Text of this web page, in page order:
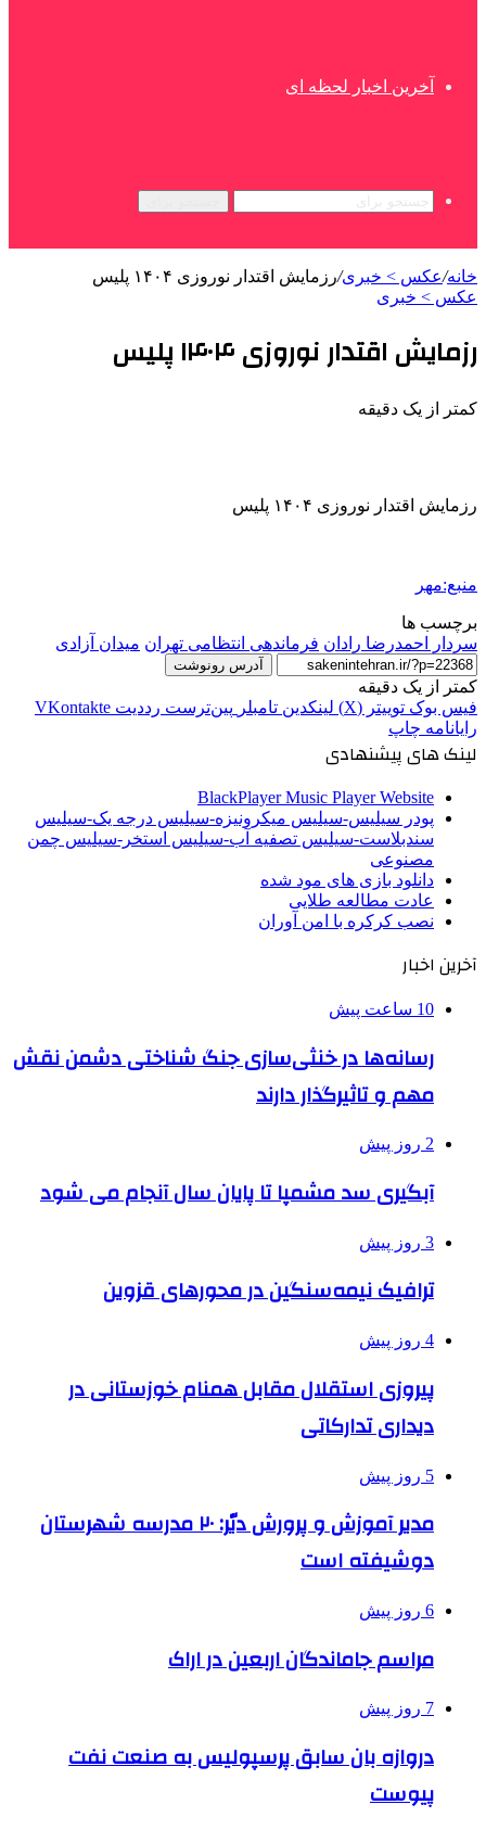
آخرین اخبار لحظه ای
خانه/عکس > خبری/رزمایش اقتدار نوروزی ۱۴۰۴ پلیس
عکس > خبری
رزمایش اقتدار نوروزی ۱۴۰۴ پلیس
کمتر از یک دقیقه
رزمایش اقتدار نوروزی ۱۴۰۴ پلیس
منبع:مهر
برچسب ها
سردار احمدرضا رادان فرماندهی انتظامی تهران میدان‌ آزادی
آدرس رونوشت
کمتر از یک دقیقه
فیس بوک توییتر (X) لینکدین ‫تامبلر ‫پین‌ترست ‫رددیت ‫VKontakte
رایانامه چاپ
لینک های پیشنهادی
BlackPlayer Music Player Website
پودر سیلیس-سیلیس میکرونیزه-سیلیس درجه یک-سیلیس
سندبلاست-سیلیس تصفیه آب-سیلیس استخر-سیلیس چمن
مصنوعی
دانلود بازی های مود شده
عادت مطالعه طلایی
نصب کرکره با امن آوران
آخرین اخبار
10 ساعت پیش
رسانه‌ها در خنثی‌سازی جنگ شناختی دشمن نقش‌
مهم و تاثیرگذار دارند
2 روز پیش
آبگیری سد مشمپا تا پایان سال آنجام می شود
3 روز پیش
ترافیک نیمه‌سنگین در محورهای قزوین
4 روز پیش
پیروزی استقلال مقابل همنام خوزستانی در
دیداری تدارکاتی
5 روز پیش
مدیر آموزش و پرورش دیّر: ۲۰ مدرسه شهرستان
دوشیفته است
6 روز پیش
مراسم جاماندگان اربعین در اراک
7 روز پیش
دروازه بان سابق پرسپولیس به صنعت نفت
پیوست